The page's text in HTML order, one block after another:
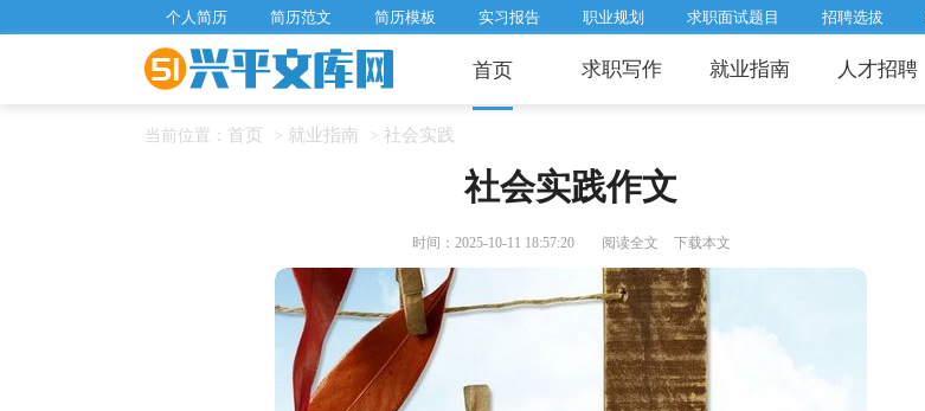
个人简历 简历范文 简历模板 实习报告 职业规划 求职面试题目 招聘选拔
首页 求职写作 就业指南 人才招聘
当前位置： 首页 > 就业指南 > 社会实践
社会实践作文
时间：2025-10-11 18:57:20 阅读全文 下载本文